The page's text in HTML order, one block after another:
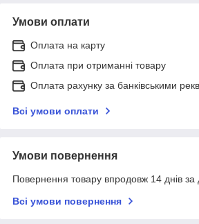
Умови оплати
Оплата на карту
Оплата при отриманні товару
Оплата рахунку за банківськими
Всі умови оплати
Умови повернення
Повернення товару впродовж 14 днів за
Всі умови повернення